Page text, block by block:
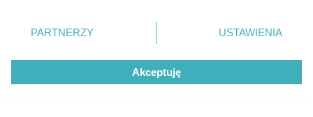
zmienić/wycofać klikając przycisk ustawień prywatności
znajdujący się w lewym dolnym rogu strony
rodzaje przetwarzania danych nie wymagają zgody
użytkownika, ale masz prawo sprzeciwić się takiemu
przetwarzaniu. Preferencje będą miały zastosowanie tylko
PARTNERZY USTAWIENIA
Akceptuję